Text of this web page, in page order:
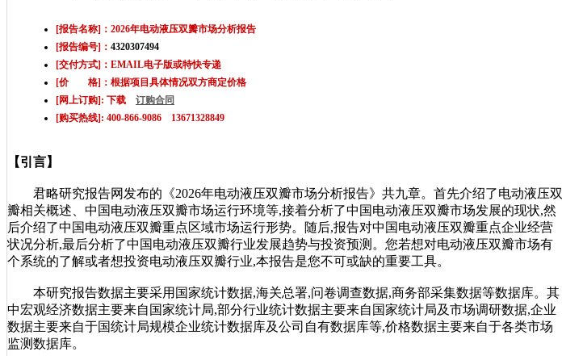
[报告名称]：2026年电动液压双瓣市场分析报告
[报告编号]： 4320307494
[交付方式]：EMAIL电子版或特快专递
[价 格]：根据项目具体情况双方商定价格
[网上订购]: 下载 订购合同
[购买热线]: 400-866-9086 13671328849
【引言】
君略研究报告网发布的《2026年电动液压双瓣市场分析报告》共九章。首先介绍了电动液压双
瓣相关概述、中国电动液压双瓣市场运行环境等,接着分析了中国电动液压双瓣市场发展的现状,然
后介绍了中国电动液压双瓣重点区域市场运行形势。随后,报告对中国电动液压双瓣重点企业经营
状况分析,最后分析了中国电动液压双瓣行业发展趋势与投资预测。您若想对电动液压双瓣市场有
个系统的了解或者想投资电动液压双瓣行业,本报告是您不可或缺的重要工具。
本研究报告数据主要采用国家统计数据,海关总署,问卷调查数据,商务部采集数据等数据库。其
中宏观经济数据主要来自国家统计局,部分行业统计数据主要来自国家统计局及市场调研数据,企业
数据主要来自于国统计局规模企业统计数据库及公司自有数据库等,价格数据主要来自于各类市场
监测数据库。